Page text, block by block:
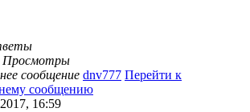
Просмотры
сообщение dnv777 Перейти к
сообщению
16:59